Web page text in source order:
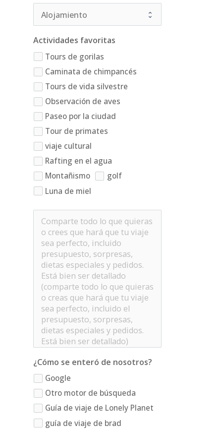
Actividades favoritas
Tours de gorilas
Caminata de chimpancés
Tours de vida silvestre
Observación de aves
Paseo por la ciudad
Tour de primates
viaje cultural
Rafting en el agua
Montañismo
golf
Luna de miel
¿Cómo se enteró de nosotros?
Google
Otro motor de búsqueda
Guía de viaje de Lonely Planet
guía de viaje de brad